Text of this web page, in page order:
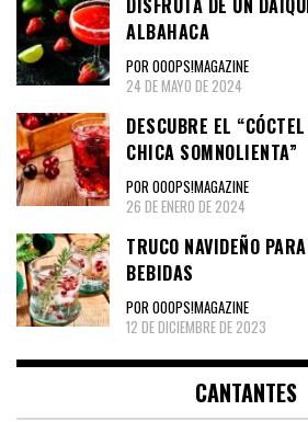
DISFRUTA DE UN
ALBAHACA
POR OOOPS!MAGAZINE
24 DE MAYO DE 2024
DESCUBRE EL
CHICA SOMNOLIENTA”
POR OOOPS!MAGAZINE
26 DE ENERO DE 2024
TRUCO NAVIDEÑO
BEBIDAS
POR OOOPS!MAGAZINE
12 DE DICIEMBRE DE 2023
CANTANTES